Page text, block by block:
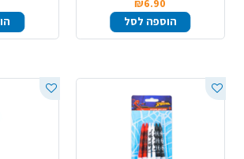
₪6.90
הוספה לסל